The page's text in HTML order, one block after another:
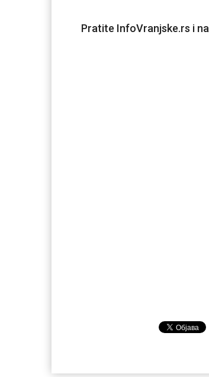
Pratite InfoVranjske.rs i na